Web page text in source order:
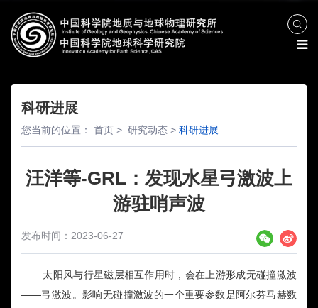
科研进展
您当前的位置： 首页 > 研究动态 > 科研进展
汪洋等-GRL：发现水星弓激波上
游驻哨声波
发布时间：2023-06-27
太阳风与行星磁层相互作用时，会在上游形成无碰撞激波
——弓激波。影响无碰撞激波的一个重要参数是阿尔芬马赫数